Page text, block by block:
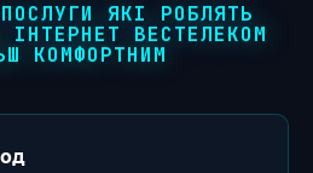
ЯКІ РОБЛЯТЬ
ІНТЕРНЕТ ВЕСТЕЛЕКОМ
КОМФОРТНИМ